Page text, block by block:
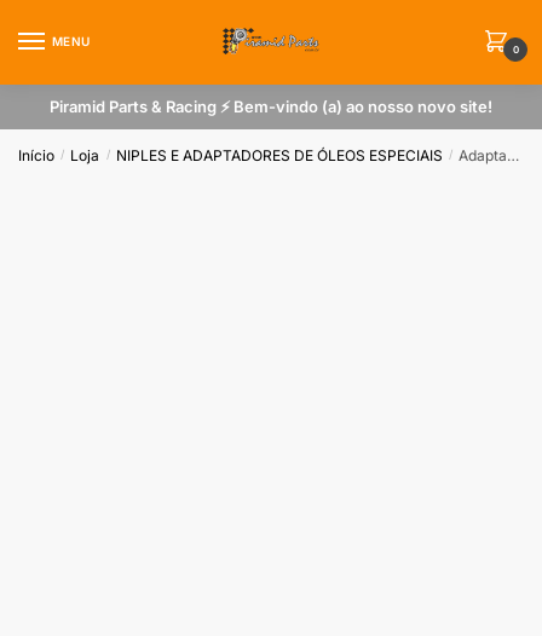
MENU
0
Piramid Parts & Racing ⚡ Bem-vindo (a) ao nosso novo site!
Início / Loja / NIPLES E ADAPTADORES DE ÓLEOS ESPECIAIS / Adaptador de Óleo Gol G6